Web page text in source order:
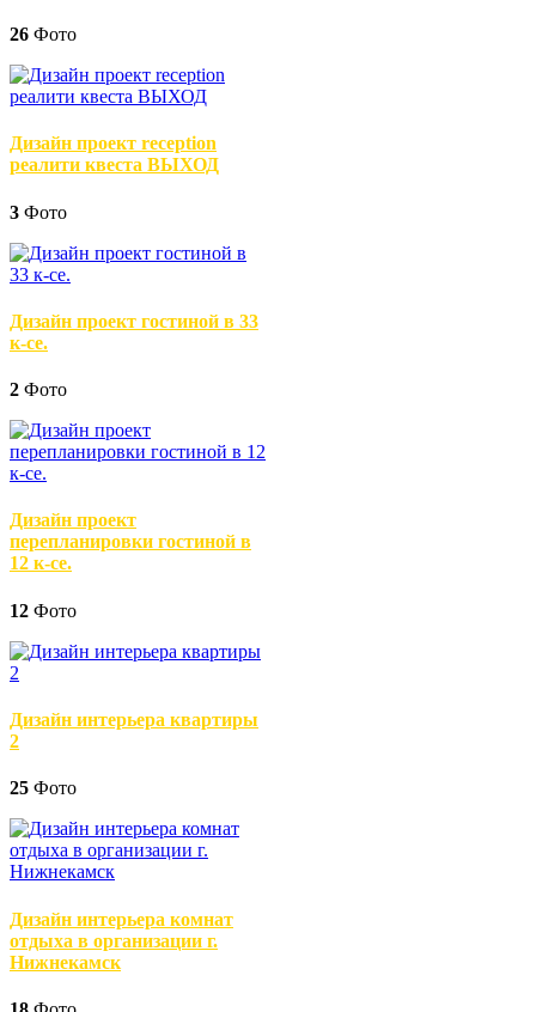
26 Фото
Дизайн проект reception
реалити квеста ВЫХОД
3 Фото
Дизайн проект гостиной в 33
к-се.
2 Фото
Дизайн проект
перепланировки гостиной в
12 к-се.
12 Фото
Дизайн интерьера квартиры
2
25 Фото
Дизайн интерьера комнат
отдыха в организации г.
Нижнекамск